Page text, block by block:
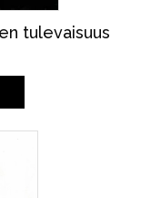
tulevaisuus